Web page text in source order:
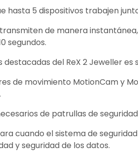
hasta 5 dispositivos trabajen
de manera
segundos.
del ReX 2 Jeweller
de movimiento MotionCam y
de patrullas de
cuando el sistema de
y seguridad de los datos.